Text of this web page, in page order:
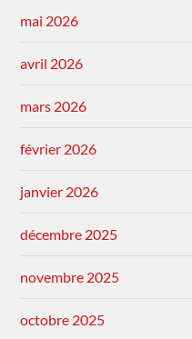
mai 2026
avril 2026
mars 2026
février 2026
janvier 2026
décembre 2025
novembre 2025
octobre 2025